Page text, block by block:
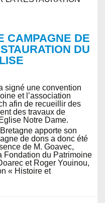
CAMPAGNE DE
DU
signé une convention
et l’association
afin de recueillir des
des travaux de
Notre Dame.
apporte son
de dons a donc été
de M. Goavec,
Fondation du Patrimoine
et Roger Youinou,
« Histoire et